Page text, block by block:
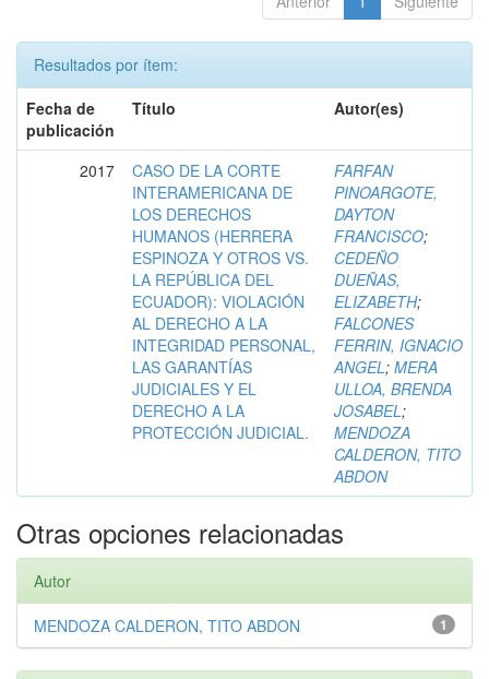
Resultados por ítem:
Fecha de
publicación
Título Autor(es)
2017
CASO DE LA CORTE
INTERAMERICANA DE
LOS DERECHOS
HUMANOS (HERRERA
ESPINOZA Y OTROS VS.
LA REPÚBLICA DEL
ECUADOR): VIOLACIÓN
AL DERECHO A LA
INTEGRIDAD PERSONAL,
LAS GARANTÍAS
JUDICIALES Y EL
DERECHO A LA
PROTECCIÓN JUDICIAL.
FARFAN
PINOARGOTE,
DAYTON
FRANCISCO;
CEDEÑO
DUEÑAS,
ELIZABETH;
FALCONES
FERRIN, IGNACIO
ANGEL; MERA
ULLOA, BRENDA
JOSABEL;
MENDOZA
CALDERON, TITO
ABDON
Otras opciones relacionadas
Autor
1
MENDOZA CALDERON, TITO ABDON